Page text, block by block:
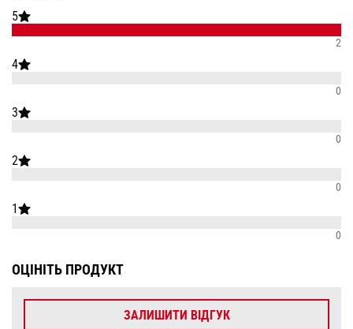
5
2
4
0
3
0
2
0
1
0
ОЦІНІТЬ ПРОДУКТ
ЗАЛИШИТИ ВІДГУК